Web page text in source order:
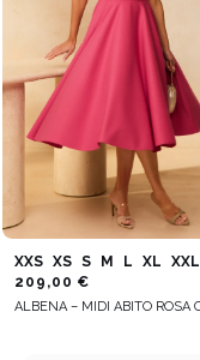
XXS XS S M L XL
XXL
209,00 €